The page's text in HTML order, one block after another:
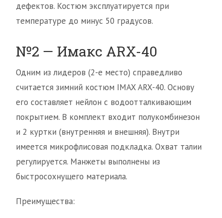
дефектов. Костюм эксплуатируется при
температуре до минус 50 градусов.
№2 — Имакс ARX-40
Одним из лидеров (2-е место) справедливо
считается зимний костюм IMAX ARX-40. Основу
его составляет нейлон с водоотталкивающим
покрытием. В комплект входит полукомбинезон
и 2 куртки (внутренняя и внешняя). Внутри
имеется микрофлисовая подкладка. Охват талии
регулируется. Манжеты выполнены из
быстросохнущего материала.
Преимущества: